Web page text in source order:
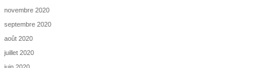
novembre 2020
septembre 2020
août 2020
juillet 2020